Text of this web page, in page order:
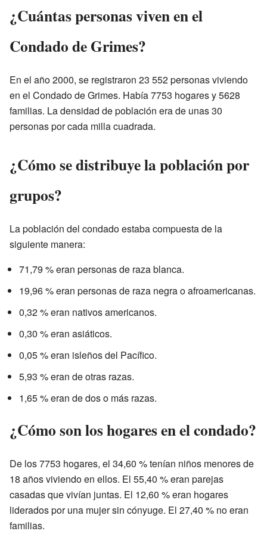
¿Cuántas personas viven en el
Condado de Grimes?
En el año 2000, se registraron 23 552 personas viviendo
en el Condado de Grimes. Había 7753 hogares y 5628
familias. La densidad de población era de unas 30
personas por cada milla cuadrada.
¿Cómo se distribuye la población por
grupos?
La población del condado estaba compuesta de la
siguiente manera:
71,79 % eran personas de raza blanca.
19,96 % eran personas de raza negra o afroamericanas.
0,32 % eran nativos americanos.
0,30 % eran asiáticos.
0,05 % eran isleños del Pacífico.
5,93 % eran de otras razas.
1,65 % eran de dos o más razas.
¿Cómo son los hogares en el condado?
De los 7753 hogares, el 34,60 % tenían niños menores de
18 años viviendo en ellos. El 55,40 % eran parejas
casadas que vivían juntas. El 12,60 % eran hogares
liderados por una mujer sin cónyuge. El 27,40 % no eran
familias.